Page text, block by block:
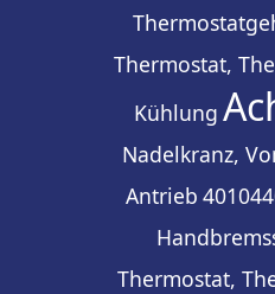
Thermostat,
Kühlung
Nadelkranz,
Antrieb
Thermostat,